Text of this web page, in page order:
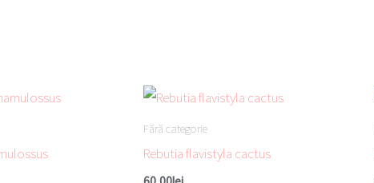
Fără categorie
Rebutia flavistyla cactus